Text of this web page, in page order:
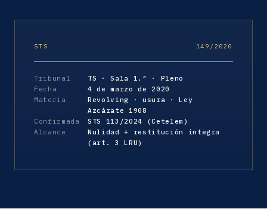
STS 149/2020
Tribunal
TS · Sala 1.ª · Pleno
Fecha
4 de marzo de 2020
Materia
Revolving · usura · Ley
Azcárate 1908
Confirmada
STS 113/2024 (Cetelem)
Alcance
Nulidad + restitución íntegra
(art. 3 LRU)